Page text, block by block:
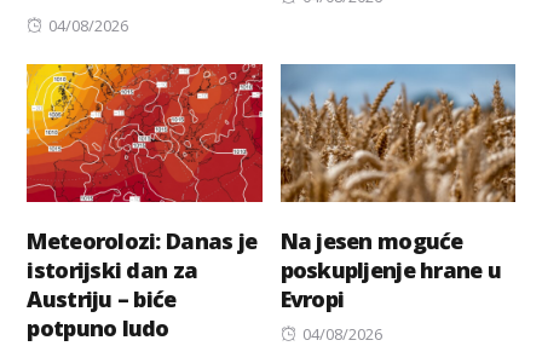
Posted
04/08/2026
Meteorolozi: Danas je
istorijski dan za
Austriju – biće
potpuno ludo
Na jesen moguće
poskupljenje hrane u
Evropi
Posted
04/08/2026